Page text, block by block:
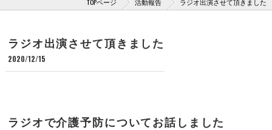
ラジオ出演させて頂きました
2020/12/15
ラジオで介護予防についてお話しました